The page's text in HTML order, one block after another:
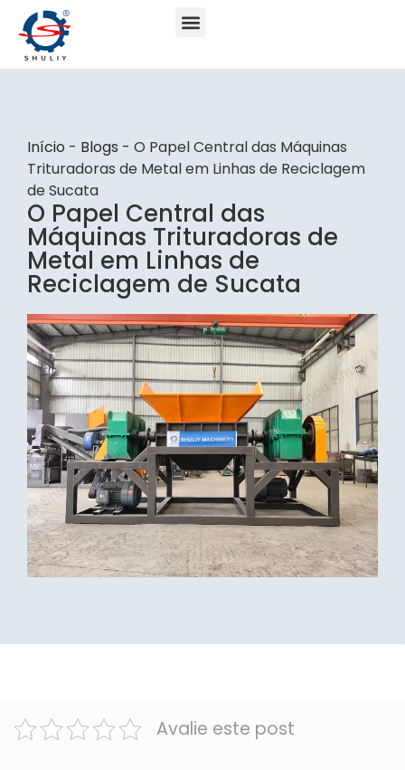
Início - Blogs - O Papel Central das Máquinas
Trituradoras de Metal em Linhas de Reciclagem
de Sucata
O Papel Central das
Máquinas Trituradoras de
Metal em Linhas de
Reciclagem de Sucata
Avalie este post